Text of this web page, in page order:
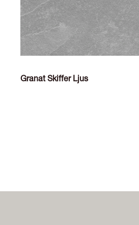
Granat Skiffer Ljus